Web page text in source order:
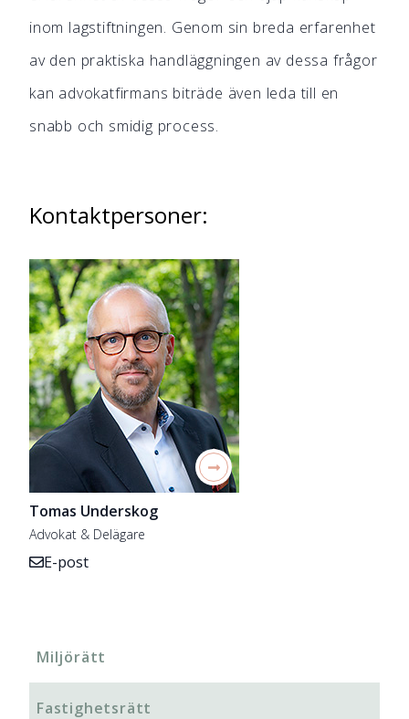
inom lagstiftningen. Genom sin breda erfarenhet
av den praktiska handläggningen av dessa frågor
kan advokatfirmans biträde även leda till en
snabb och smidig process.
Kontaktpersoner:
Tomas Underskog
Advokat & Delägare
E-post
Miljörätt
Fastighetsrätt